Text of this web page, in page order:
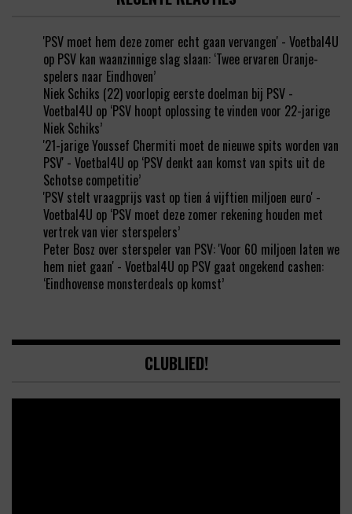
'PSV moet hem deze zomer echt gaan vervangen' - Voetbal4U
op PSV kan waanzinnige slag slaan: ‘Twee ervaren Oranje-
spelers naar Eindhoven’
Niek Schiks (22) voorlopig eerste doelman bij PSV -
Voetbal4U op ‘PSV hoopt oplossing te vinden voor 22-jarige
Niek Schiks’
'21-jarige Youssef Chermiti moet de nieuwe spits worden van
PSV' - Voetbal4U op ‘PSV denkt aan komst van spits uit de
Schotse competitie’
'PSV stelt vraagprijs vast op tien á vijftien miljoen euro' -
Voetbal4U op ‘PSV moet deze zomer rekening houden met
vertrek van vier sterspelers’
Peter Bosz over sterspeler van PSV: 'Voor 60 miljoen laten we
hem niet gaan' - Voetbal4U op PSV gaat ongekend cashen:
‘Eindhovense monsterdeals op komst’
CLUBLIED!